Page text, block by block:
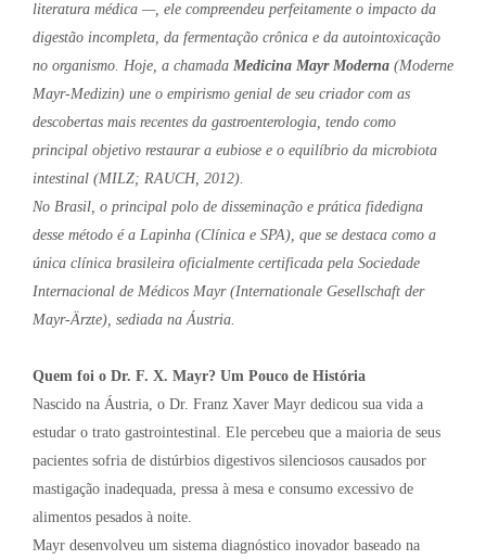
literatura médica —, ele compreendeu perfeitamente o impacto da
digestão incompleta, da fermentação crônica e da autointoxicação
no organismo. Hoje, a chamada Medicina Mayr Moderna (Moderne
Mayr-Medizin) une o empirismo genial de seu criador com as
descobertas mais recentes da gastroenterologia, tendo como
principal objetivo restaurar a eubiose e o equilíbrio da microbiota
intestinal (MILZ; RAUCH, 2012).
No Brasil, o principal polo de disseminação e prática fidedigna
desse método é a Lapinha (Clínica e SPA), que se destaca como a
única clínica brasileira oficialmente certificada pela Sociedade
Internacional de Médicos Mayr (Internationale Gesellschaft der
Mayr-Ärzte), sediada na Áustria.
Quem foi o Dr. F. X. Mayr? Um Pouco de História
Nascido na Áustria, o Dr. Franz Xaver Mayr dedicou sua vida a
estudar o trato gastrointestinal. Ele percebeu que a maioria de seus
pacientes sofria de distúrbios digestivos silenciosos causados por
mastigação inadequada, pressa à mesa e consumo excessivo de
alimentos pesados à noite.
Mayr desenvolveu um sistema diagnóstico inovador baseado na